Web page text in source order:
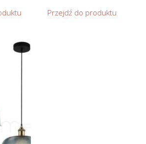
Przejdź do produktu